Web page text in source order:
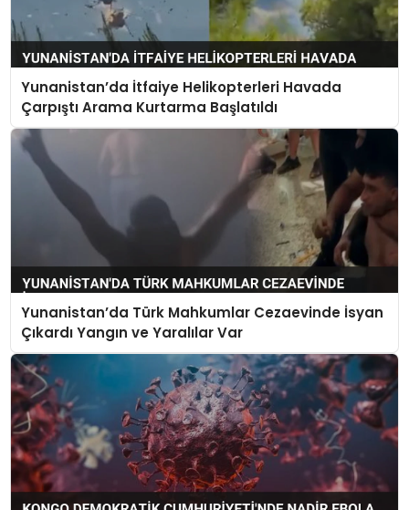
Yunanistan’da İtfaiye Helikopterleri Havada
Çarpıştı Arama Kurtarma Başlatıldı
Yunanistan’da Türk Mahkumlar Cezaevinde İsyan
Çıkardı Yangın ve Yaralılar Var